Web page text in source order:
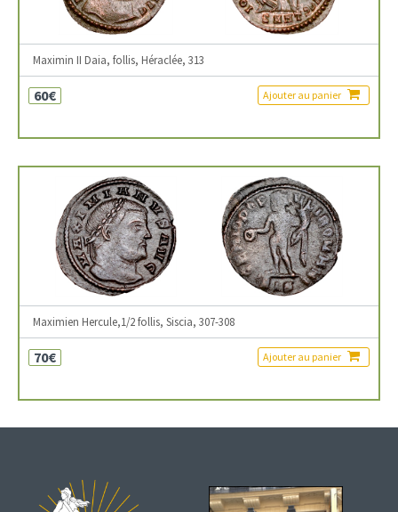
Maximin II Daia, follis, Héraclée, 313
60€ Ajouter au panier
Maximien Hercule,1/2 follis, Siscia, 307-308
70€ Ajouter au panier